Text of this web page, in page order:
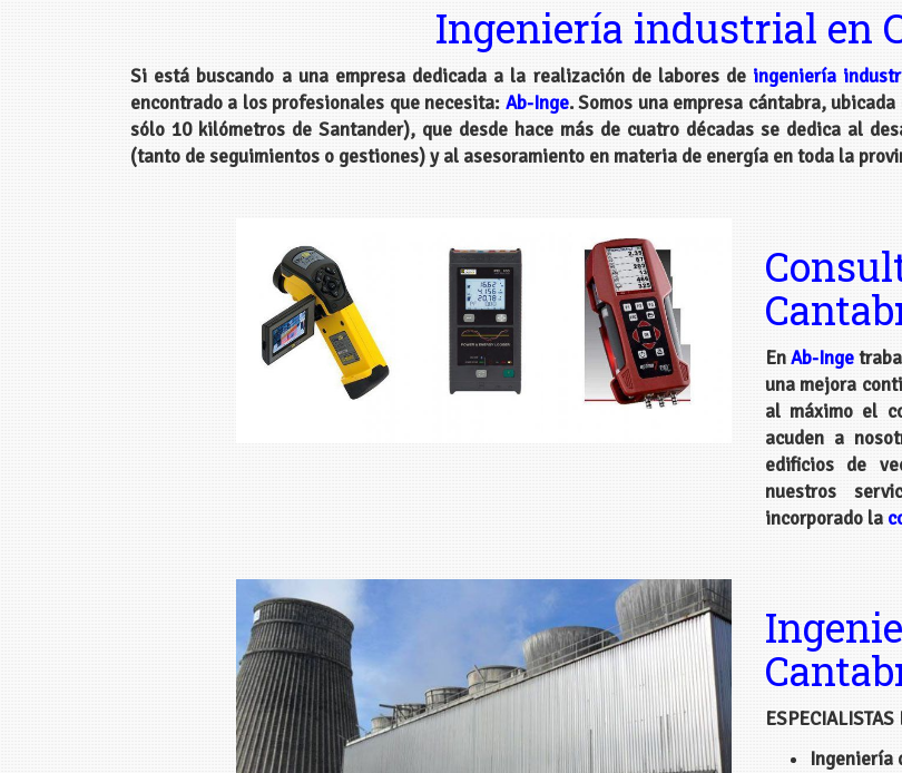
Ingeniería industrial en
Si está buscando a una empresa dedicada a la realización de labores de ingeniería
encontrado a los profesionales que necesita: Ab-Inge. Somos una empresa cántabra,
sólo 10 kilómetros de Santander), que desde hace más de cuatro décadas se dedica al
(tanto de seguimientos o gestiones) y al asesoramiento en materia de energía en toda la
EnAb-Inge
una mejora
al máximo el
acuden a
edificios de
nuestros
incorporado la
ESPECIALISTAS
Ingeniería